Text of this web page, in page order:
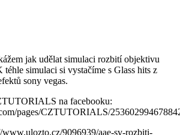
jak udělat simulaci rozbití objektivu
téhle simulaci si vystačíme s Glass hits z
sony vegas.
na facebooku:
pages/CZTUTORIALS/
9096939/aae-sv-rozbiti-